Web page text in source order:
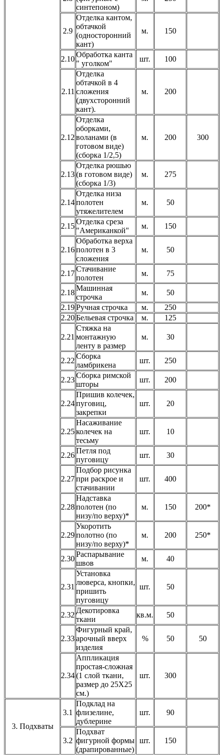
синтепоном)
2.9
Отделка кантом,
обтачкой
(односторонний
кант)
м. 150
2.10
Обработка канта
" уголком"
шт. 100
2.11
Отделка
обтачкой в 4
сложения
(двухсторонний
кант).
м. 200
2.12
Отделка
оборками,
воланами (в
готовом виде)
(сборка 1/2,5)
м. 200 300
2.13
Отделка рюшью
(в готовом виде)
(сборка 1/3)
м. 275
2.14
Отделка низа
полотен
утяжелителем
м. 50
2.15
Отделка среза
"Американкой"
м. 150
2.16
Обработка верха
полотен в 3
сложения
м. 50
2.17
Стачивание
полотен
м. 75
2.18
Машинная
строчка
м.
50
2.19Ручная строчка м.
250
2.20Бельевая строчка м. 125
2.21
Стяжка на
монтажную
ленту в размер
м. 30
2.22
Сборка
ламбрикена
шт. 250
2.23
Сборка римской
шторы
шт. 200
2.24
Пришив колечек,
пуговиц,
закрепки
шт. 20
2.25
Насаживание
колечек на
тесьму
шт. 10
2.26
Петля под
пуговицу
шт. 30
2.27
Подбор рисунка
при раскрое и
стачивании
шт. 400
2.28
Надставка
полотен (по
низу/по верху)*
м. 150 200*
2.29
Укоротить
полотно (по
низу/по верху)*
м. 200 250*
2.30
Распарывание
швов
м. 40
2.31
Установка
люверса, кнопки,
пришить
пуговицу
шт. 50
2.32
Декотировка
ткани
кв.м. 50
2.33
Фигурный край,
арочный вверх
изделия
% 50 50
2.34
Аппликация
простая-сложная
(1 слой ткани,
размер до 25Х25
см.)
шт. 300
3. Подхваты
3.1
Подклад на
флизелине,
дублерине
шт. 90
3.2
Подхват
фигурной формы
(драпированные)
шт. 150